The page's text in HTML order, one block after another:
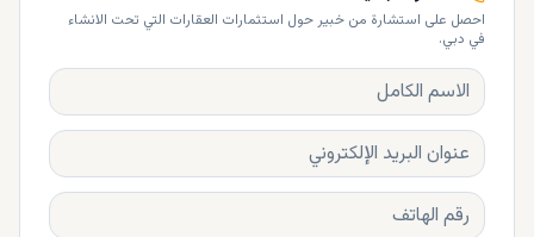
احصل على استشارة من خبير حول استثمارات العقارات التي تحت الانشاء
في دبي.